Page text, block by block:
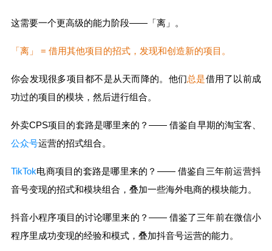
这需要一个更高级的能力阶段——「离」。
「离」 = 借用其他项目的招式，发现和创造新的项目。
你会发现很多项目都不是从天而降的。他们总是借用了以前成
功过的项目的模块，然后进行组合。
外卖CPS项目的套路是哪里来的？—— 借鉴自早期的淘宝客、
公众号运营的招式组合。
TikTok电商项目的套路是哪里来的？—— 借鉴自三年前运营抖
音号变现的招式和模块组合，叠加一些海外电商的模块能力。
抖音小程序项目的讨论哪里来的？—— 借鉴了三年前在微信小
程序里成功变现的经验和模式，叠加抖音号运营的能力。